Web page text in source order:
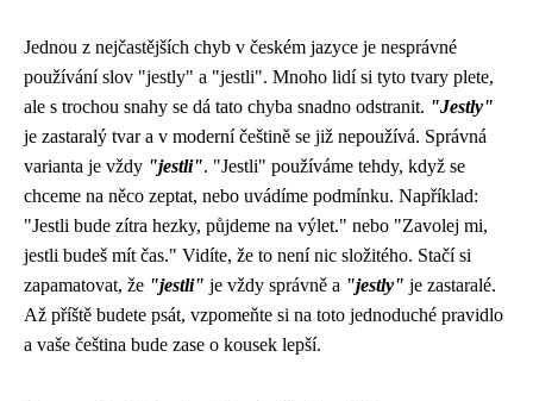
Jednou z nejčastějších chyb v českém jazyce je nesprávné
používání slov "jestly" a "jestli". Mnoho lidí si tyto tvary plete,
ale s trochou snahy se dá tato chyba snadno odstranit. "Jestly"
je zastaralý tvar a v moderní češtině se již nepoužívá. Správná
varianta je vždy "jestli". "Jestli" používáme tehdy, když se
chceme na něco zeptat, nebo uvádíme podmínku. Například:
"Jestli bude zítra hezky, půjdeme na výlet." nebo "Zavolej mi,
jestli budeš mít čas." Vidíte, že to není nic složitého. Stačí si
zapamatovat, že "jestli" je vždy správně a "jestly" je zastaralé.
Až příště budete psát, vzpomeňte si na toto jednoduché pravidlo
a vaše čeština bude zase o kousek lepší.